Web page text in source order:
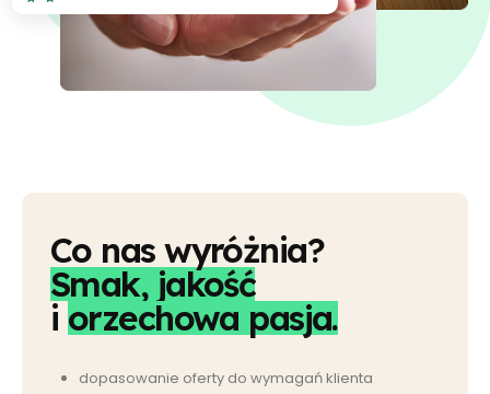
Co nas wyróżnia?
Smak, jakość
i orzechowa pasja.
dopasowanie oferty do wymagań klienta